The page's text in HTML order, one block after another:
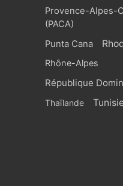
Provence-Alpes-
(PACA)
Punta Cana
Rhône-Alpes
République
Thaïlande